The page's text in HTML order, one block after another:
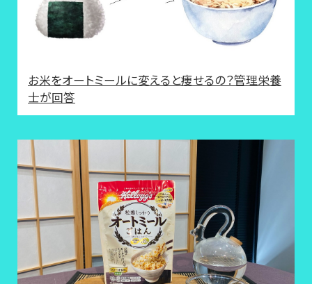
お米をオートミールに変えると痩せるの？管理栄養
士が回答